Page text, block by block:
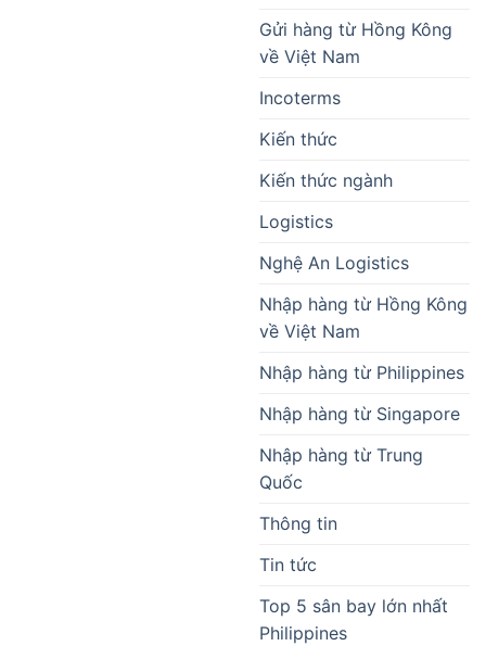
Gửi hàng từ Hồng Kông
về Việt Nam
Incoterms
Kiến thức
Kiến thức ngành
Logistics
Nghệ An Logistics
Nhập hàng từ Hồng Kông
về Việt Nam
Nhập hàng từ Philippines
Nhập hàng từ Singapore
Nhập hàng từ Trung
Quốc
Thông tin
Tin tức
Top 5 sân bay lớn nhất
Philippines